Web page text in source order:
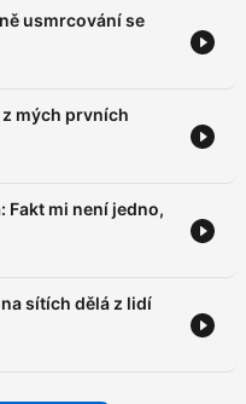
usmrcování se
mých prvních
Fakt mi není jedno,
sítích dělá z lidí